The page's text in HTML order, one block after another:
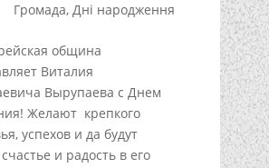
Громада,Дні народження
община
Виталия
Вырупаева с Днем
Желают крепкого
успехов и да будут
и радость в его